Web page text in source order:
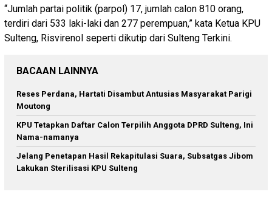
“Jumlah partai politik (parpol) 17, jumlah calon 810 orang,
terdiri dari 533 laki-laki dan 277 perempuan,” kata Ketua KPU
Sulteng, Risvirenol seperti dikutip dari Sulteng Terkini.
BACAAN LAINNYA
Reses Perdana, Hartati Disambut Antusias Masyarakat Parigi
Moutong
KPU Tetapkan Daftar Calon Terpilih Anggota DPRD Sulteng, Ini
Nama-namanya
Jelang Penetapan Hasil Rekapitulasi Suara, Subsatgas Jibom
Lakukan Sterilisasi KPU Sulteng